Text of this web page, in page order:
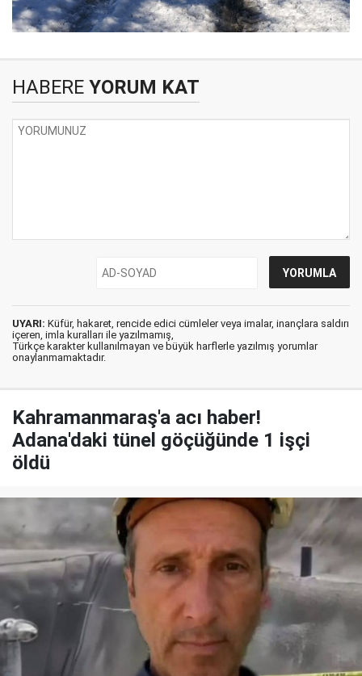
HABERE YORUM KAT
UYARI: Küfür, hakaret, rencide edici cümleler veya imalar, inançlara saldırı
içeren, imla kuralları ile yazılmamış,
Türkçe karakter kullanılmayan ve büyük harflerle yazılmış yorumlar
onaylanmamaktadır.
Kahramanmaraş'a acı haber!
Adana'daki tünel göçüğünde 1 işçi
öldü